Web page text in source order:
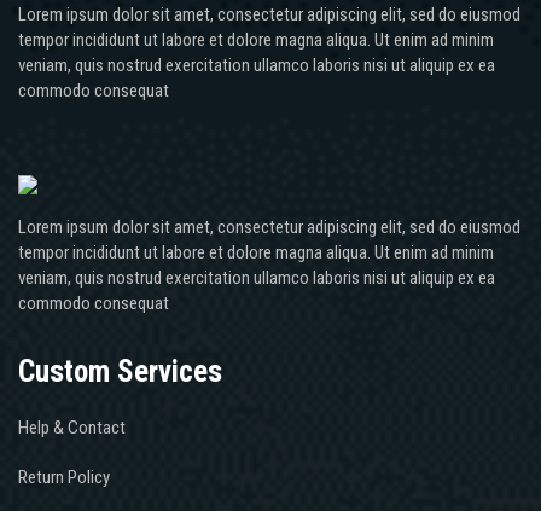
Lorem ipsum dolor sit amet, consectetur adipiscing elit, sed do eiusmod
tempor incididunt ut labore et dolore magna aliqua. Ut enim ad minim
veniam, quis nostrud exercitation ullamco laboris nisi ut aliquip ex ea
commodo consequat
Lorem ipsum dolor sit amet, consectetur adipiscing elit, sed do eiusmod
tempor incididunt ut labore et dolore magna aliqua. Ut enim ad minim
veniam, quis nostrud exercitation ullamco laboris nisi ut aliquip ex ea
commodo consequat
Custom Services
Help & Contact
Return Policy